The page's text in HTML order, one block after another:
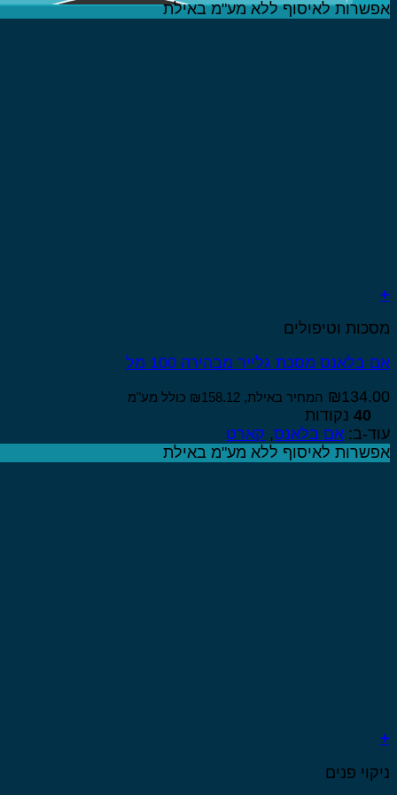
אפשרות לאיסוף ללא מע"מ באילת
+
מסכות וטיפולים
אם בלאנס מסכת גלייר מבהירה 100 מל
₪134.00 המחיר באילת, ₪158.12 כולל מע"מ
40 נקודות
עוד-ב: אם בלאנס, קארט
אפשרות לאיסוף ללא מע"מ באילת
+
זה
ניקוי פנים